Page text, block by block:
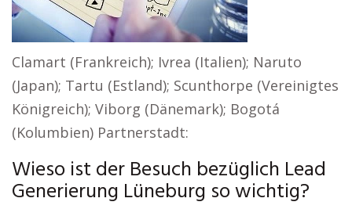
Clamart (Frankreich); Ivrea (Italien); Naruto
(Japan); Tartu (Estland); Scunthorpe (Vereinigtes
Königreich); Viborg (Dänemark); Bogotá
(Kolumbien) Partnerstadt:
Wieso ist der Besuch bezüglich Lead
Generierung Lüneburg so wichtig?